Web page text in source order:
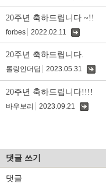
20주년 축하드립니다 ~!!
forbes 2022.02.11
글
20주년 축하드립니다.
롤링인더딥 2023.05.31
20주년 축하드립니다!!!!
바우보리 2023.09.21
댓글 쓰기
댓글